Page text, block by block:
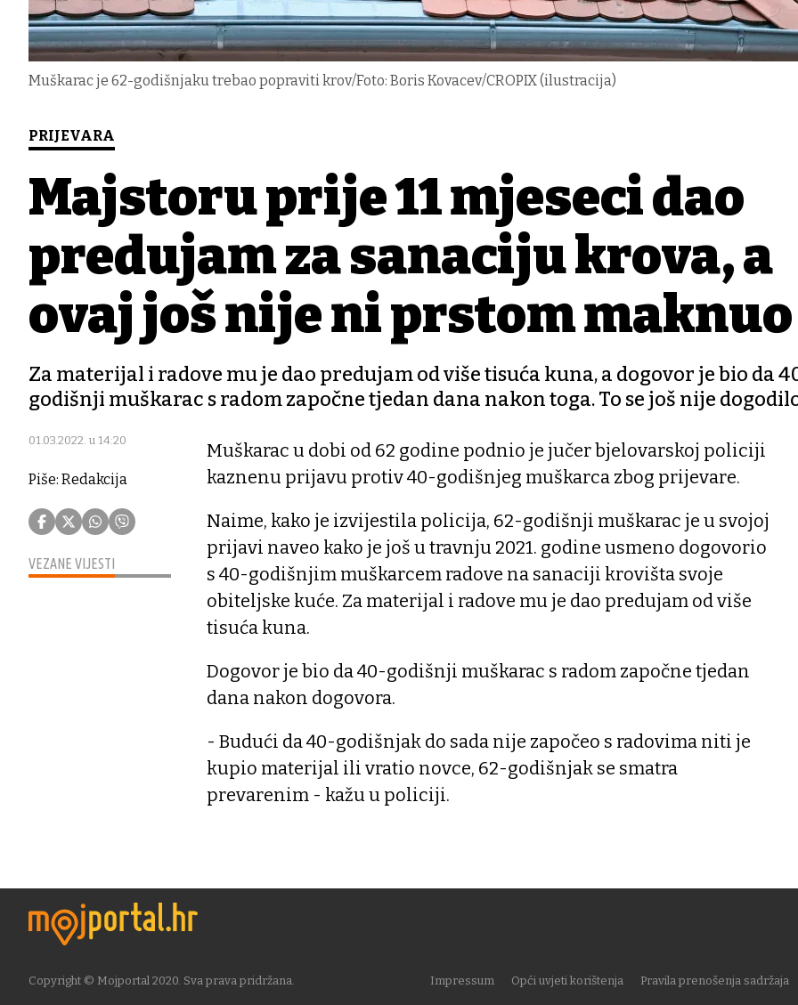
Muškarac je 62-godišnjaku trebao popraviti krov/Foto: Boris Kovacev/CROPIX (ilustracija)
PRIJEVARA
Majstoru prije 11 mjeseci dao
predujam za sanaciju krova, a
ovaj još nije ni prstom maknuo
Za materijal i radove mu je dao predujam od više tisuća kuna, a dogovor je bio da
godišnji muškarac s radom započne tjedan dana nakon toga. To se još nije
01.03.2022. u 14:20
Piše: Redakcija
VEZANE VIJESTI
Muškarac u dobi od 62 godine podnio je jučer bjelovarskoj policiji
kaznenu prijavu protiv 40-godišnjeg muškarca zbog prijevare.
Naime, kako je izvijestila policija, 62-godišnji muškarac je u svojoj
prijavi naveo kako je još u travnju 2021. godine usmeno dogovorio
s 40-godišnjim muškarcem radove na sanaciji krovišta svoje
obiteljske kuće. Za materijal i radove mu je dao predujam od više
tisuća kuna.
Dogovor je bio da 40-godišnji muškarac s radom započne tjedan
dana nakon dogovora.
- Budući da 40-godišnjak do sada nije započeo s radovima niti je
kupio materijal ili vratio novce, 62-godišnjak se smatra
prevarenim - kažu u policiji.
Copyright © Mojportal 2020. Sva prava pridržana. Impressum Opći uvjeti korištenja Pravila prenošenja sadržaja